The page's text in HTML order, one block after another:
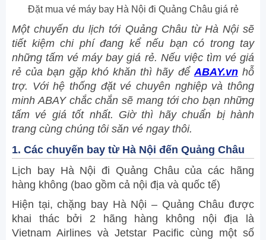
Đặt mua vé máy bay Hà Nội đi Quảng Châu giá rẻ
Một chuyến du lịch tới Quảng Châu từ Hà Nội sẽ
tiết kiệm chi phí đang kể nếu bạn có trong tay
những tấm vé máy bay giá rẻ. Nếu việc tìm vé giá
rẻ của bạn gặp khó khăn thì hãy để ABAY.vnhỗ
trợ. Với hệ thống đặt vé chuyên nghiệp và thông
minh ABAY chắc chắn sẽ mang tới cho bạn những
tấm vé giá tốt nhất. Giờ thì hãy chuẩn bị hành
trang cùng chúng tôi săn vé ngay thôi.
1. Các chuyến bay từ Hà Nội đến Quảng Châu
Lịch bay Hà Nội đi Quảng Châu của các hãng
hàng không (bao gồm cả nội địa và quốc tế)
Hiện tại, chặng bay Hà Nội – Quảng Châu được
khai thác bởi 2 hãng hàng không nội địa là
Vietnam Airlines và Jetstar Pacific cùng một số